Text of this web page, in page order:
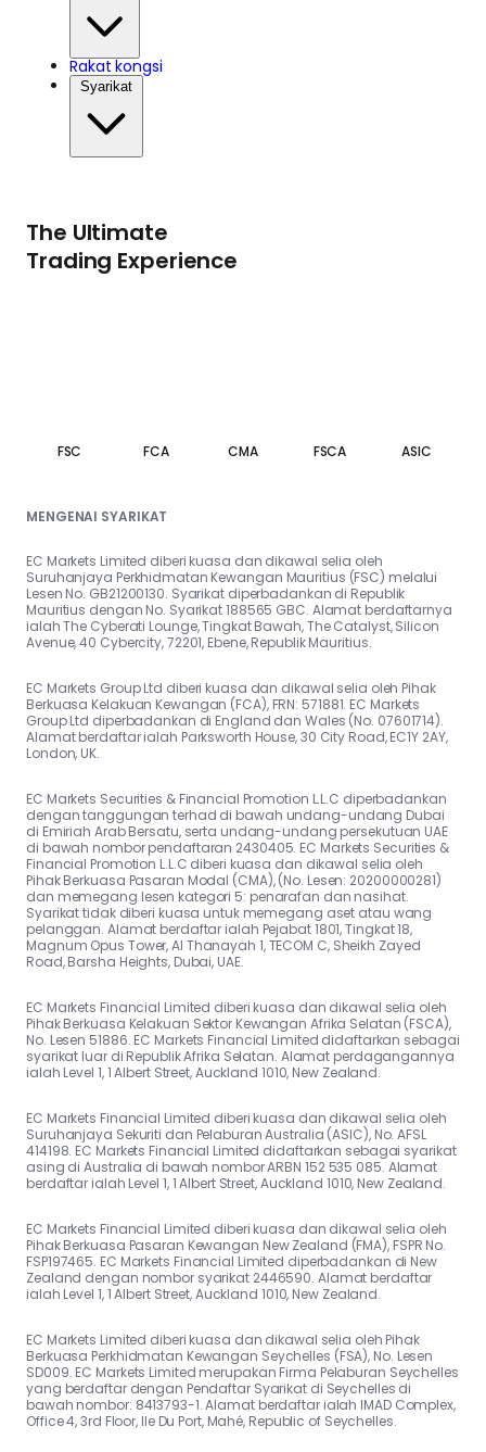
Rakat kongsi
Syarikat
The Ultimate
Trading Experience
FSC FCA CMA FSCA ASIC
MENGENAI SYARIKAT
EC Markets Limited diberi kuasa dan dikawal selia oleh
Suruhanjaya Perkhidmatan Kewangan Mauritius (FSC) melalui
Lesen No. GB21200130. Syarikat diperbadankan di Republik
Mauritius dengan No. Syarikat 188565 GBC. Alamat berdaftarnya
ialah The Cyberati Lounge, Tingkat Bawah, The Catalyst, Silicon
Avenue, 40 Cybercity, 72201, Ebene, Republik Mauritius.
EC Markets Group Ltd diberi kuasa dan dikawal selia oleh Pihak
Berkuasa Kelakuan Kewangan (FCA), FRN: 571881. EC Markets
Group Ltd diperbadankan di England dan Wales (No. 07601714).
Alamat berdaftar ialah Parksworth House, 30 City Road, EC1Y 2AY,
London, UK.
EC Markets Securities & Financial Promotion L.L.C diperbadankan
dengan tanggungan terhad di bawah undang-undang Dubai
di Emiriah Arab Bersatu, serta undang-undang persekutuan UAE
di bawah nombor pendaftaran 2430405. EC Markets Securities &
Financial Promotion L.L.C diberi kuasa dan dikawal selia oleh
Pihak Berkuasa Pasaran Modal (CMA), (No. Lesen: 20200000281)
dan memegang lesen kategori 5: penarafan dan nasihat.
Syarikat tidak diberi kuasa untuk memegang aset atau wang
pelanggan. Alamat berdaftar ialah Pejabat 1801, Tingkat 18,
Magnum Opus Tower, Al Thanayah 1, TECOM C, Sheikh Zayed
Road, Barsha Heights, Dubai, UAE.
EC Markets Financial Limited diberi kuasa dan dikawal selia oleh
Pihak Berkuasa Kelakuan Sektor Kewangan Afrika Selatan (FSCA),
No. Lesen 51886. EC Markets Financial Limited didaftarkan sebagai
syarikat luar di Republik Afrika Selatan. Alamat perdagangannya
ialah Level 1, 1 Albert Street, Auckland 1010, New Zealand.
EC Markets Financial Limited diberi kuasa dan dikawal selia oleh
Suruhanjaya Sekuriti dan Pelaburan Australia (ASIC), No. AFSL
414198. EC Markets Financial Limited didaftarkan sebagai syarikat
asing di Australia di bawah nombor ARBN 152 535 085. Alamat
berdaftar ialah Level 1, 1 Albert Street, Auckland 1010, New Zealand.
EC Markets Financial Limited diberi kuasa dan dikawal selia oleh
Pihak Berkuasa Pasaran Kewangan New Zealand (FMA), FSPR No.
FSP197465. EC Markets Financial Limited diperbadankan di New
Zealand dengan nombor syarikat 2446590. Alamat berdaftar
ialah Level 1, 1 Albert Street, Auckland 1010, New Zealand.
EC Markets Limited diberi kuasa dan dikawal selia oleh Pihak
Berkuasa Perkhidmatan Kewangan Seychelles (FSA), No. Lesen
SD009. EC Markets Limited merupakan Firma Pelaburan Seychelles
yang berdaftar dengan Pendaftar Syarikat di Seychelles di
bawah nombor: 8413793-1. Alamat berdaftar ialah IMAD Complex,
Office 4, 3rd Floor, Ile Du Port, Mahé, Republic of Seychelles.